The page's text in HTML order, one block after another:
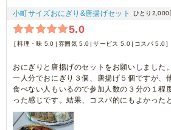
小町サイズおにぎり&唐揚げセット ひとり2,000
5.0
料理・味 5.0 雰囲気 5.0 サービス 5.0 コスパ 5.0
おにぎりと唐揚げのセットをお願いしました。
一人分でおにぎり３個、唐揚げ５個ですが、
食べない人もいるので参加人数の３分の１程
った感じです。結果、コスパ的にもよかった